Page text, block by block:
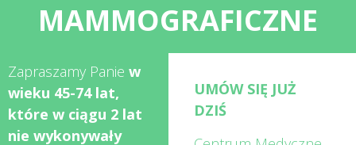
MAMMOGRAFICZNE
Zapraszamy Panie w
wieku 45-74 lat,
które w ciągu 2 lat
nie wykonywały
UMÓW SIĘ JUŻ
DZIŚ